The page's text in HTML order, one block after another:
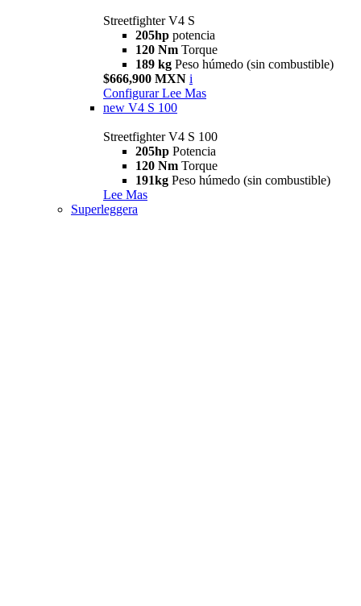
Streetfighter V4 S
205hp potencia
120 Nm Torque
189 kg Peso húmedo (sin combustible)
$666,900 MXN i
Configurar Lee Mas
new V4 S 100
Streetfighter V4 S 100
205hp Potencia
120 Nm Torque
191kg Peso húmedo (sin combustible)
Lee Mas
Superleggera